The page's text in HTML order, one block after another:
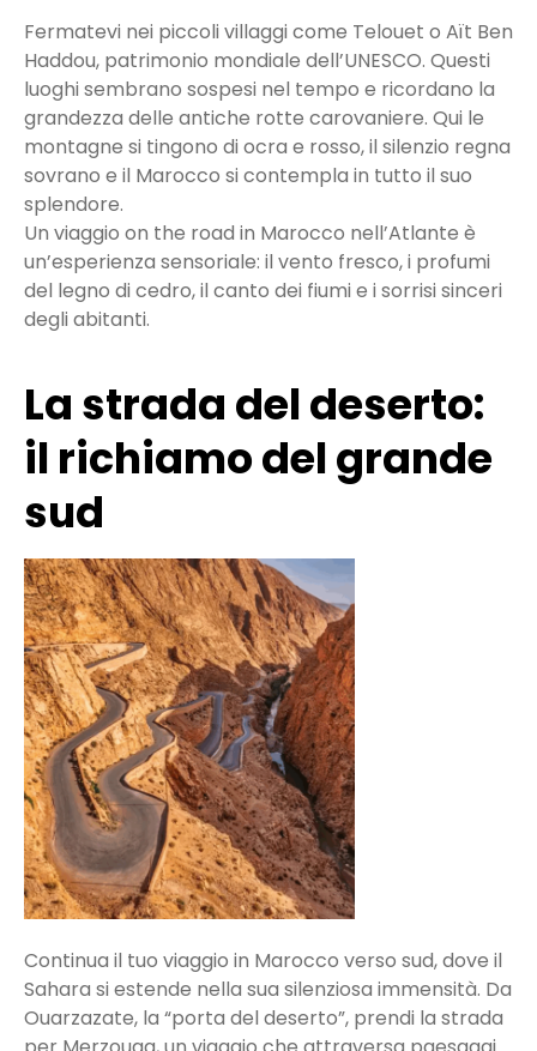
Fermatevi nei piccoli villaggi come Telouet o Aït Ben
Haddou, patrimonio mondiale dell’UNESCO. Questi
luoghi sembrano sospesi nel tempo e ricordano la
grandezza delle antiche rotte carovaniere. Qui le
montagne si tingono di ocra e rosso, il silenzio regna
sovrano e il Marocco si contempla in tutto il suo
splendore.
Un viaggio on the road in Marocco nell’Atlante è
un’esperienza sensoriale: il vento fresco, i profumi
del legno di cedro, il canto dei fiumi e i sorrisi sinceri
degli abitanti.
La strada del deserto:
il richiamo del grande
sud
Continua il tuo viaggio in Marocco verso sud, dove il
Sahara si estende nella sua silenziosa immensità. Da
Ouarzazate, la “porta del deserto”, prendi la strada